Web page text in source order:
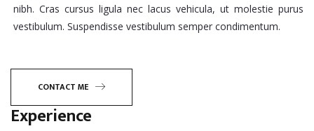
nibh. Cras cursus ligula nec lacus vehicula, ut molestie purus
vestibulum. Suspendisse vestibulum semper condimentum.
CONTACT ME
Experience